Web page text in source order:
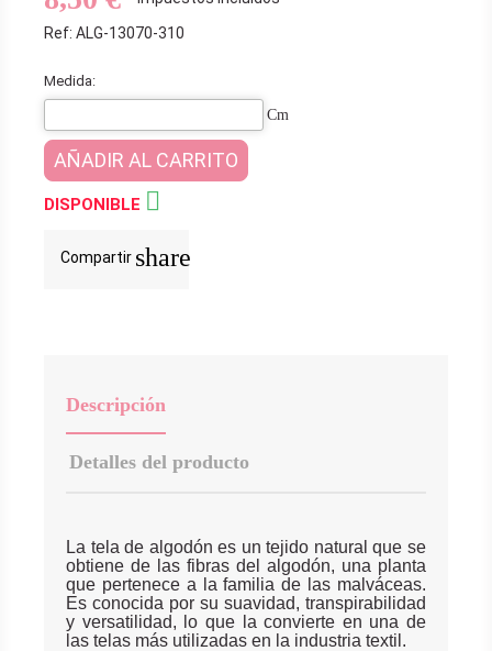
Ref: ALG-13070-310
Medida:
Cm
AÑADIR AL CARRITO
DISPONIBLE 
Compartir share
Descripción
Detalles del producto
La tela de algodón es un tejido natural que se
obtiene de las fibras del algodón, una planta
que pertenece a la familia de las malváceas.
Es conocida por su suavidad, transpirabilidad
y versatilidad, lo que la convierte en una de
las telas más utilizadas en la industria textil.